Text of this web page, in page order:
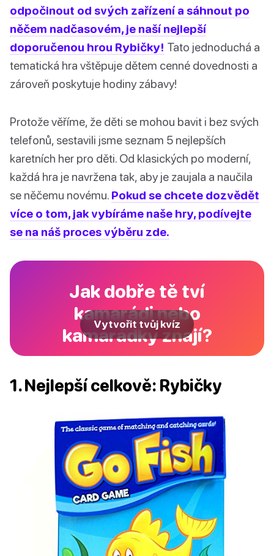
odpočinout od svých zařízení a sáhnout po
něčem nadčasovém, je naší nejlepší
doporučenou hrou Rybičky! Tato jednoduchá a
tematická hra vštěpuje dětem cenné dovednosti a
zároveň poskytuje hodiny zábavy!
Protože věříme, že děti se mohou bavit i bez svých
telefonů, sestavili jsme seznam 5 nejlepších
karetních her pro děti. Od klasických po moderní,
každá hra je navržena tak, aby je zaujala a naučila
se něčemu novému. Pokud se chcete dozvědět
více o tom, jak vybíráme naše hry, podívejte
se na náš proces výběru zde.
Jak dobře tě tví
kamarádi nebo
kamarádky znají?
Vytvořit tvůj kvíz
1. Nejlepší celkově: Rybičky